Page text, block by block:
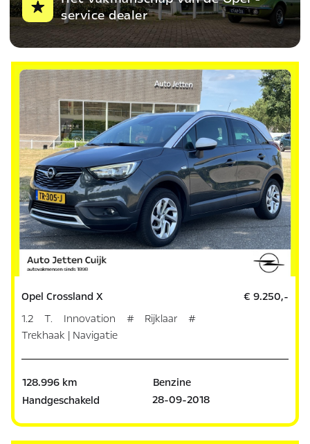
service dealer
Opel Crossland X
1.2 T. Innovation # Rijklaar #
Trekhaak | Navigatie
€ 9.250,-
128.996 km
Benzine
Handgeschakeld
28-09-2018